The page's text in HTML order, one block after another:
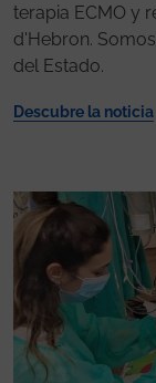
terapia ECMO y
d'Hebron.
del Estado.
Descubre la noticia